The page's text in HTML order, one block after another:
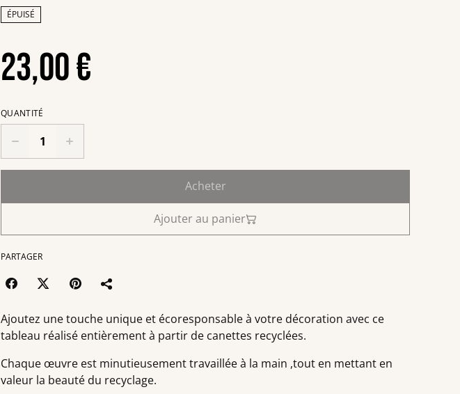
ÉPUISÉ
23,00 €
QUANTITÉ
Acheter
Ajouter au panier
PARTAGER
Ajoutez une touche unique et écoresponsable à votre décoration avec ce
tableau réalisé entièrement à partir de canettes recyclées.
Chaque œuvre est minutieusement travaillée à la main ,tout en mettant en
valeur la beauté du recyclage.